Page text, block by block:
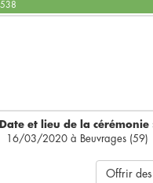
Date et lieu de la cérémonie
16/03/2020 à Beuvrages (59)
Offrir des